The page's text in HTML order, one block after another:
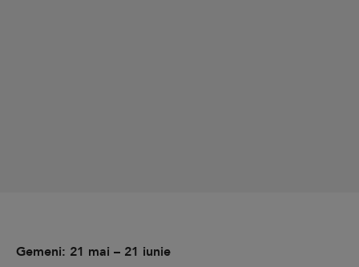
Gemeni: 21 mai – 21 iunie